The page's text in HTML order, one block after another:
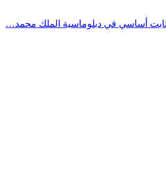
أساسي في دبلوماسية الملك محمد…